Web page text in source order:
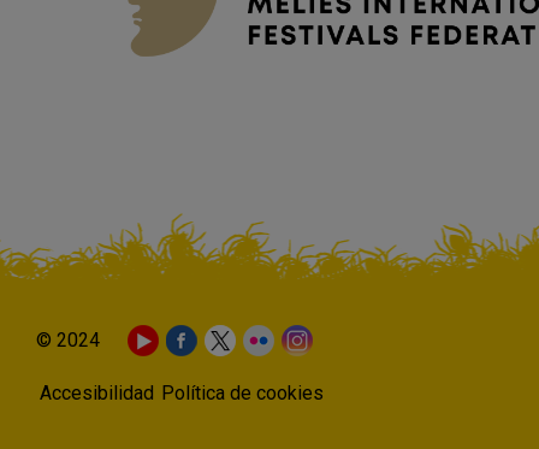
© 2024
Accesibilidad Política de cookies